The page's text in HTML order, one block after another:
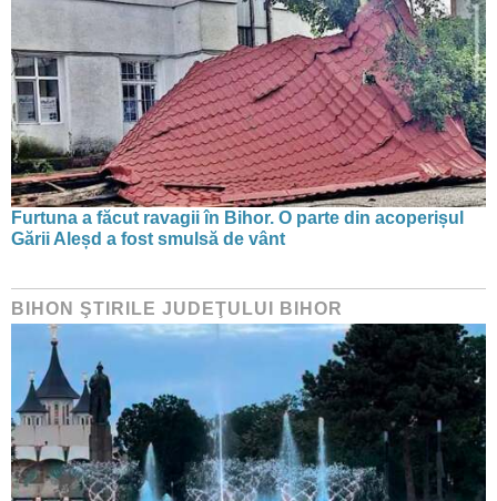
Furtuna a făcut ravagii în Bihor. O parte din acoperișul
Gării Aleșd a fost smulsă de vânt
BIHON ŞTIRILE JUDEŢULUI BIHOR